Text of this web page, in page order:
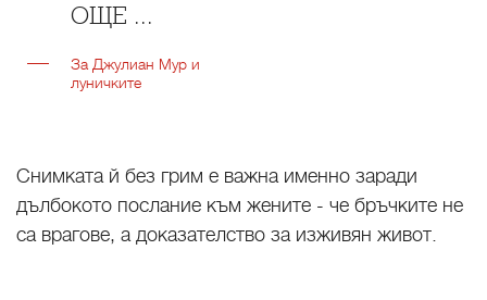
ОЩЕ ...
За Джулиан Мур и
луничките
Снимката й без грим е важна именно заради
дълбокото послание към жените - че бръчките не
са врагове, а доказателство за изживян живот.